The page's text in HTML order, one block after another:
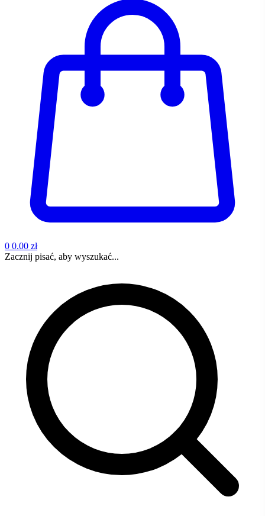
0 0.00 zł
Zacznij pisać, aby wyszukać...